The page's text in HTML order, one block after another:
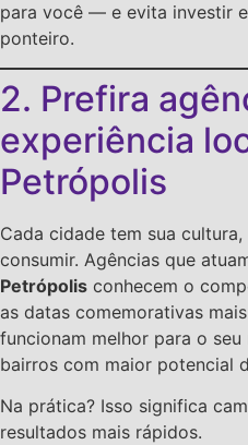
para você — e evita investir
ponteiro.
2. Prefira
experiência
Petrópolis
Cada cidade tem sua
consumir. Agências que
Petrópolis conhecem o
as datas comemorativas
funcionam melhor para o
bairros com maior potencial
Na prática? Isso significa
resultados mais rápidos.